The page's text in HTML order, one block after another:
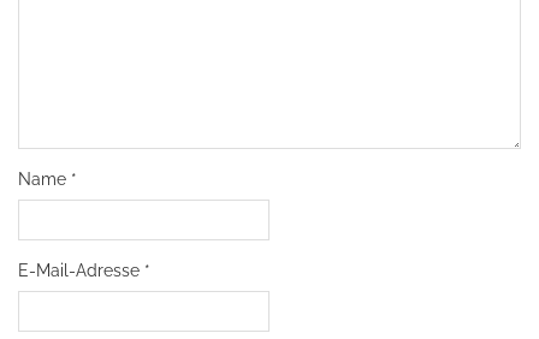
Name *
E-Mail-Adresse *